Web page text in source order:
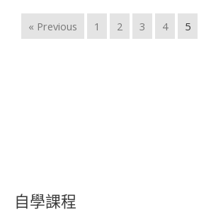
自學課程
« Previous 1 2 3 4 5